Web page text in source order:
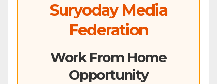
Suryoday Media
Federation
Work From Home
Opportunity